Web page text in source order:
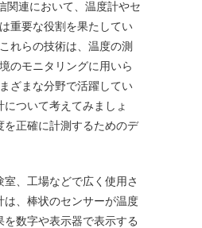
重要な役割を果たしてい
これらの技術は、温度の測
のモニタリングに用いら
ざまな分野で活躍してい
について考えてみましょ
を正確に計測するためのデ
室、工場などで広く使用さ
は、棒状のセンサーが温度
を数字や表示器で表示する